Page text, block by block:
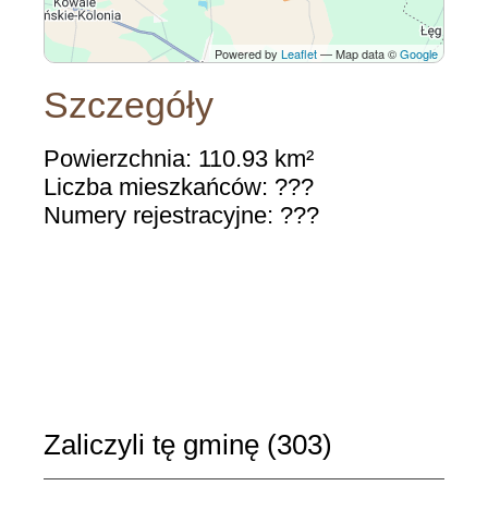
Powered byLeaflet— Map data ©Google
Szczegóły
Powierzchnia: 110.93 km²
Liczba mieszkańców: ???
Numery rejestracyjne: ???
Zaliczyli tę gminę (303)